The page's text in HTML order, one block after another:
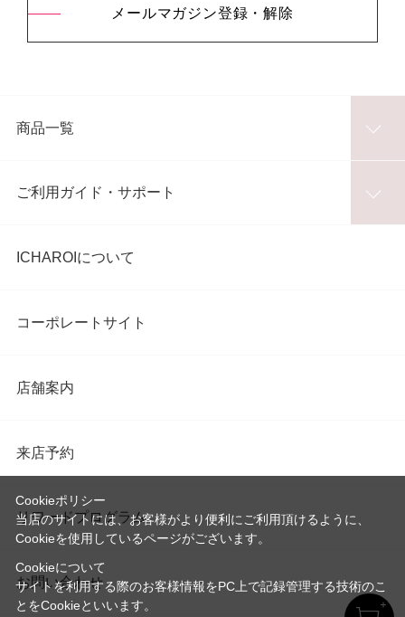
メールマガジン登録・解除
商品一覧
ご利用ガイド・サポート
ICHAROIについて
コーポレートサイト
店舗案内
来店予約
リワードプログラム
お問い合わせ
Cookieポリシー
当店のサイトには、お客様がより便利にご利用頂けるように、
Cookieを使用しているページがございます。
Cookieについて
サイトを利用する際のお客様情報をPC上で記録管理する技術のこ
とをCookieといいます。